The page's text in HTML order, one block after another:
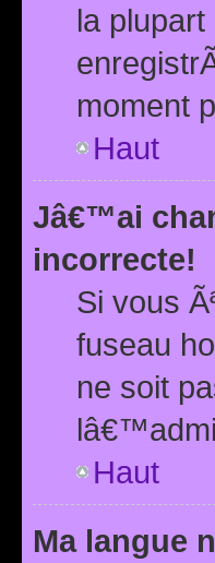
la
moment
Haut
Jâ€™ai
incorrecte!
Si vous
fuseau
ne soit
Haut
Ma langue